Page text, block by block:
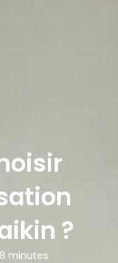
?
8 minutes